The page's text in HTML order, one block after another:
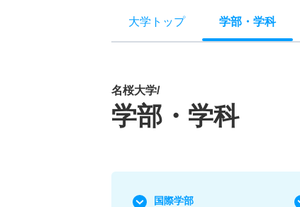
大学トップ 学部 ・ 学科
名桜大学/
学部・学科
国際学部